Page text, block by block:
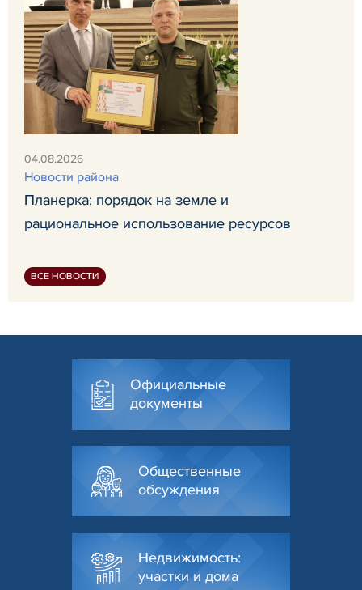
04.08.2026
Новости района
Планерка: порядок на земле и
рациональное использование ресурсов
ВСЕ НОВОСТИ
Официальные
документы
Общественные
обсуждения
Недвижимость:
участки и дома